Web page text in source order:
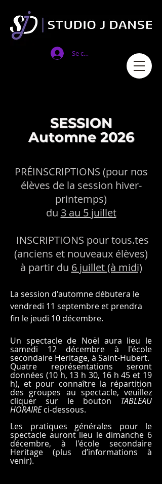
Se connecter
SESSION
Automne 2026
PRÉINSCRIPTIONS (pour nos
élèves de la session hiver-
printemps)
du 3 au 5 juillet
INSCRIPTIONS pour tous.tes
(anciens et nouveaux élèves)
à partir du 6 juillet (à midi)
La session d'automne débutera le
vendredi 11 septembre et prendra
fin le jeudi 10 décembre.
Un spectacle de Noël aura lieu le
samedi 12 décembre à l'école
secondaire Heritage, à Saint-Hubert.
Quatre représentations seront
données (10 h, 13 h 30, 16 h 45 et 19
h), et pour connaître la répartition
des groupes au spectacle, veuillez
cliquer sur le bouton TABLEAU
HORAIREci-dessous.
Les pratiques générales pour le
spectacle auront lieu le dimanche 6
décembre, à l'école secondaire
Heritage (plus d’informations à
venir).